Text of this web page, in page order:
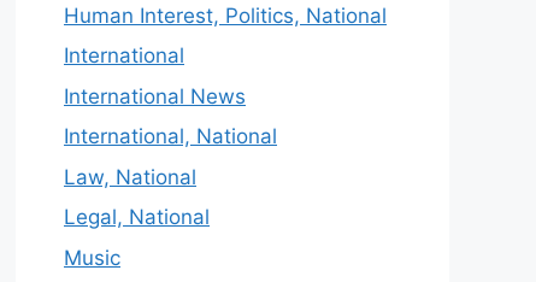
Human Interest, Politics, National
International
International News
International, National
Law, National
Legal, National
Music